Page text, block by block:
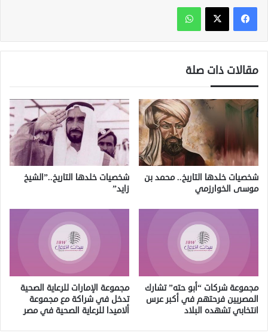
واتساب
مقالات ذات صلة
شخصيات خلدها التاريخ.. محمد بن
موسى الخوارزمي
شخصيات خلدها التاريخ..”الشيخ
زايد”
مجموعة شركات “أبو حته” تشارك
المصريين فرحتهم في أكبر عرس
انتخابي تشهده البلاد
مجموعة الإمارات للرعاية الصحية
تدخل في شراكة مع مجموعة
ألاميدا للرعاية الصحية في مصر